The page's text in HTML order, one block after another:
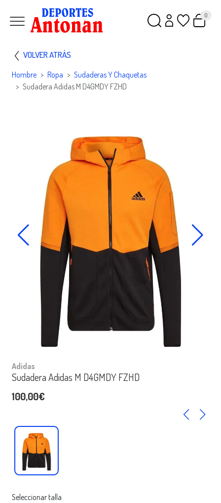
0
VOLVER ATRÁS
Hombre Ropa
Sudaderas Y Chaquetas
Sudadera Adidas M D4GMDY FZHD
Adidas
Sudadera Adidas M D4GMDY FZHD
100,00€
Seleccionar talla